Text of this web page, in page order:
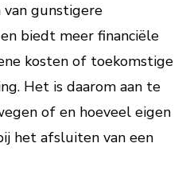
gunstigere
biedt meer financiële
kosten of toekomstige
Het is daarom aan te
of en hoeveel eigen
het afsluiten van een